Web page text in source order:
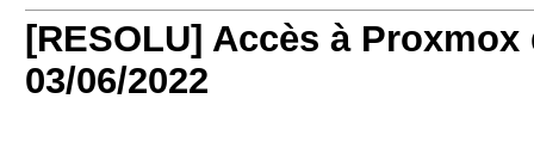
[RESOLU] Accès à
03/06/2022